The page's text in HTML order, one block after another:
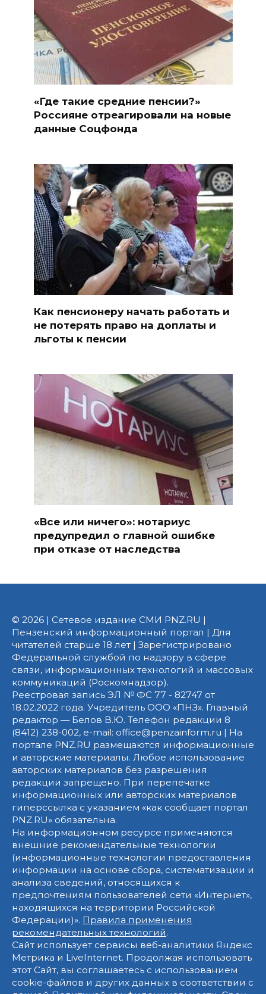
«Где такие средние пенсии?»
Россияне отреагировали на новые
данные Соцфонда
Как пенсионеру начать работать и
не потерять право на доплаты и
льготы к пенсии
«Все или ничего»: нотариус
предупредил о главной ошибке
при отказе от наследства
© 2026 | Сетевое издание СМИ PNZ.RU |
Пензенский информационный портал | Для
читателей старше 18 лет | Зарегистрировано
Федеральной службой по надзору в сфере
связи, информационных технологий и массовых
коммуникаций (Роскомнадзор).
Реестровая запись ЭЛ № ФС 77 - 82747 от
18.02.2022 года. Учредитель ООО «ПНЗ». Главный
редактор — Белов В.Ю. Телефон редакции 8
(8412) 238-002, e-mail: office@penzainform.ru | На
портале PNZ.RU размещаются информационные
и авторские материалы. Любое использование
авторских материалов без разрешения
редакции запрещено. При перепечатке
информационных или авторских материалов
гиперссылка с указанием «как сообщает портал
PNZ.RU» обязательна.
На информационном ресурсе применяются
внешние рекомендательные технологии
(информационные технологии предоставления
информации на основе сбора, систематизации и
анализа сведений, относящихся к
предпочтениям пользователей сети «Интернет»,
находящихся на территории Российской
Федерации)». Правила применения
рекомендательных технологий.
Сайт использует сервисы веб-аналитики Яндекс
Метрика и LiveInternet. Продолжая использовать
этот Сайт, вы соглашаетесь с использованием
cookie-файлов и других данных в соответствии с